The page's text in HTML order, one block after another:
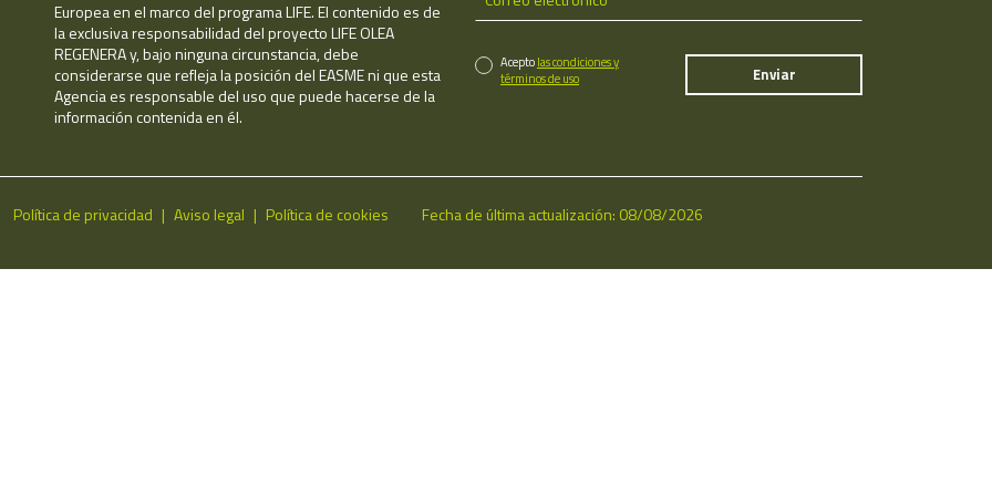
Europea en el marco del programa LIFE. El contenido es de
la exclusiva responsabilidad del proyecto LIFE OLEA
REGENERA y, bajo ninguna circunstancia, debe
considerarse que refleja la posición del EASME ni que esta
Agencia es responsable del uso que puede hacerse de la
información contenida en él.
Aceptolas condiciones y
términos de uso
Política de privacidad Aviso legal Política de cookies Fecha de última actualización: 08/08/2026